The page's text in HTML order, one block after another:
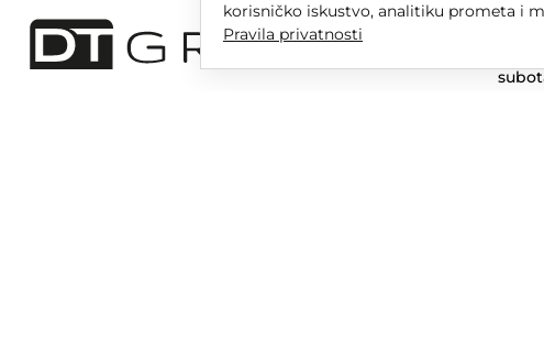
korisničko iskustvo, analitiku prometa i
Pravila privatnosti